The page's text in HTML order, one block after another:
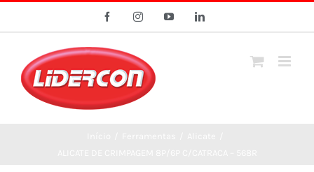
conteúdo
FacebookInstagramYouTubeLinkedIn